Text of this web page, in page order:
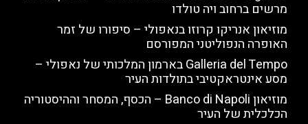
מרשים ברחוב ויה טולדו
מוזיאון אנריקו קרוזו בנאפולי – סיפורו של זמר
האופרה הנפוליטני המפורסם
Galleria del Tempo בארמון המלכותי של נאפולי –
מסע אינטראקטיבי בתולדות העיר
מוזיאון Banco di Napoli – הכסף, המסחר וההיסטוריה
הכלכלית של העיר